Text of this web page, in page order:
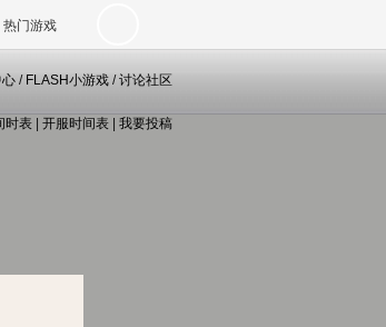
热门游戏
传奇4
仙剑世界
心 / FLASH小游戏 /讨论社区
时表 开服时间表 我要投稿